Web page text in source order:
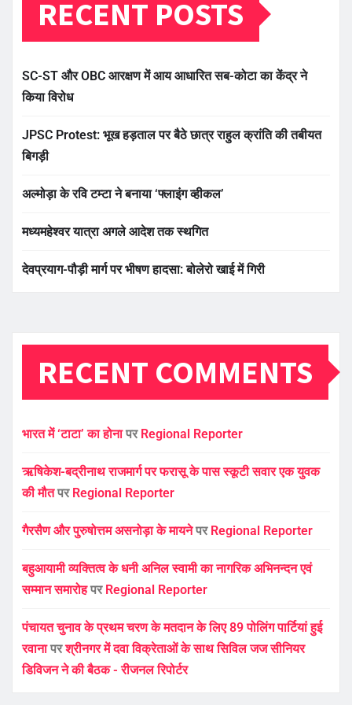
RECENT POSTS
SC-ST और OBC आरक्षण में आय आधारित सब-कोटा का केंद्र ने
किया विरोध
JPSC Protest: भूख हड़ताल पर बैठे छात्र राहुल क्रांति की तबीयत
बिगड़ी
अल्मोड़ा के रवि टम्टा ने बनाया ‘फ्लाइंग व्हीकल’
मध्यमहेश्वर यात्रा अगले आदेश तक स्थगित
देवप्रयाग-पौड़ी मार्ग पर भीषण हादसा: बोलेरो खाई में गिरी
RECENT COMMENTS
भारत में ‘टाटा’ का होनापर Regional Reporter
ऋषिकेश-बद्रीनाथ राजमार्ग पर फरासू के पास स्कूटी सवार एक युवक
की मौतपर Regional Reporter
गैरसैण और पुरुषोत्तम असनोड़ा के मायनेपर Regional Reporter
बहुआयामी व्यक्तित्व के धनी अनिल स्वामी का नागरिक अभिनन्दन एवं
सम्मान समारोहपर Regional Reporter
पंचायत चुनाव के प्रथम चरण के मतदान के लिए 89 पोलिंग पार्टियां हुई
रवानापरश्रीनगर में दवा विक्रेताओं के साथ सिविल जज सीनियर
डिविजन ने की बैठक - रीजनल रिपोर्टर